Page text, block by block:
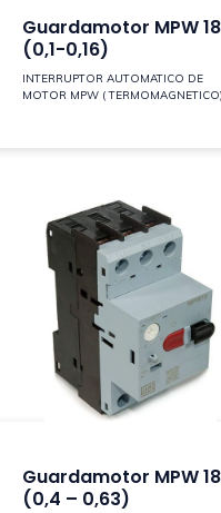
Guardamotor MPW 18
(0,1-0,16)
INTERRUPTOR AUTOMATICO DE
MOTOR MPW (
Guardamotor MPW 18
(0,4 – 0,63)